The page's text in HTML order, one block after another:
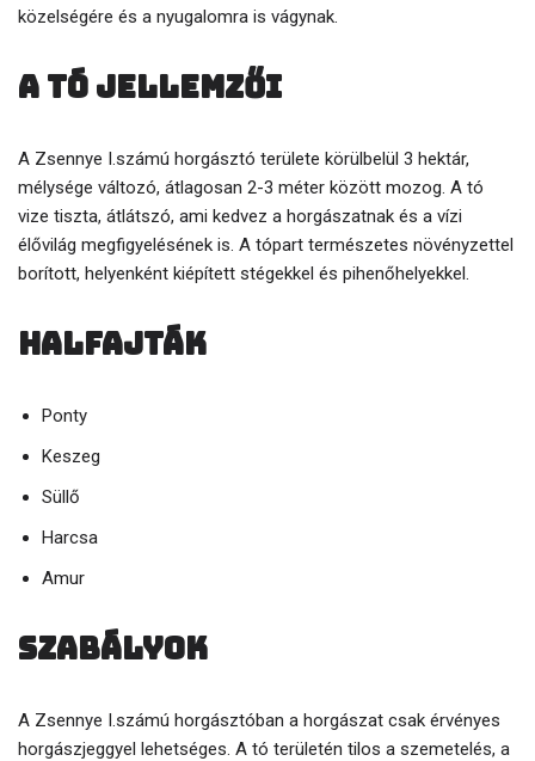
közelségére és a nyugalomra is vágynak.
A tó jellemzői
A Zsennye I.számú horgásztó területe körülbelül 3 hektár,
mélysége változó, átlagosan 2-3 méter között mozog. A tó
vize tiszta, átlátszó, ami kedvez a horgászatnak és a vízi
élővilág megfigyelésének is. A tópart természetes növényzettel
borított, helyenként kiépített stégekkel és pihenőhelyekkel.
Halfajták
Ponty
Keszeg
Süllő
Harcsa
Amur
Szabályok
A Zsennye I.számú horgásztóban a horgászat csak érvényes
horgászjeggyel lehetséges. A tó területén tilos a szemetelés, a